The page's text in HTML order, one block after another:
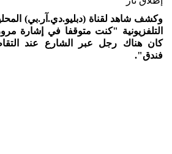
وكشف شاهد لقناة (دبليو.دي.آر.بي)
التلفزيونية "كنت متوقفا في إشارة
كان هناك رجل عبر الشارع عند
فندق".